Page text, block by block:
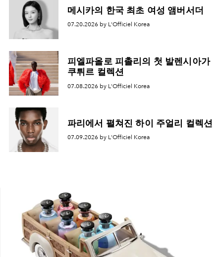
메시카의 한국 최초 여성 앰버서더
07.20.2026 by L'Officiel Korea
피엘파올로 피촐리의 첫 발렌시아가
쿠튀르 컬렉션
07.08.2026 by L'Officiel Korea
파리에서 펼쳐진 하이 주얼리 컬렉션
07.09.2026 by L'Officiel Korea